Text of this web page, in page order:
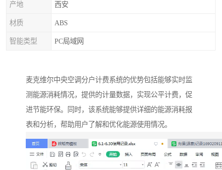
产地 西安
材质 ABS
智能类型 PC局域网
麦克维尔中央空调分户计费系统的优势包括能够实时监
测能源消耗情况，提供的计量数据，实现公平计费，促
进节能环保。同 时，该系统能够提供详细的能源消耗报
表和分析，帮助用户了解和优化能源使用情况。